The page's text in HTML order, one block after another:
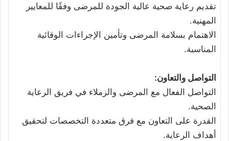
تقديم رعاية صحية عالية الجودة للمرضى وفقًا للمعايير
المهنية.
الاهتمام بسلامة المرضى وتأمين الإجراءات الوقائية
المناسبة.
التواصل والتعاون:
التواصل الفعال مع المرضى والزملاء في فريق الرعاية
الصحية.
القدرة على التعاون مع فرق متعددة التخصصات لتحقيق
أهداف الرعاية.